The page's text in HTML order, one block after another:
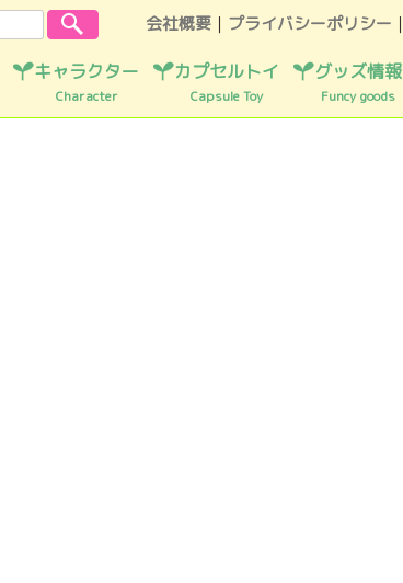
キャラクター
Character
カプセルトイ
Capsule Toy
グッズ情報
Funcy goods
会社概要 ｜ プライバシーポリシー ｜